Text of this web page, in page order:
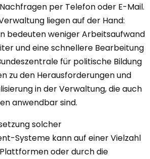
per Telefon oder E-Mail.
liegen auf der Hand:
bedeuten weniger Arbeitsaufwand
und eine schnellere Bearbeitung
für politische Bildung
zu den Herausforderungen und
in der Verwaltung, die auch
anwendbar sind.
solcher
Systeme kann auf einer Vielzahl
oder durch die